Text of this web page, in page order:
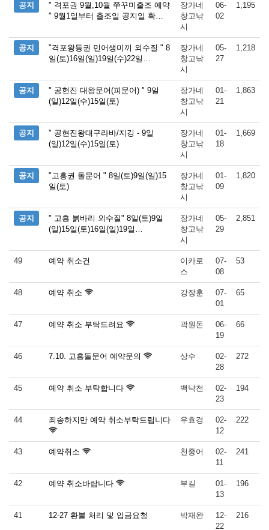
공지
" 격포권 9월,10월 쭈꾸미출조 예약
" 9월1일부터 출조일 공지일 확…
장가네
창고낚
시
06-
02
1,195
공지
"격포왕등권 민어생미끼 외수질 " 8
일(토)16일(일)19일(수)22일…
장가네
창고낚
시
05-
27
1,218
공지
" 공현진 대왕문어(피문어) " 9일
(일)12일(수)15일(토)
장가네
창고낚
시
01-
21
1,863
공지
" 공현진왕대구라바/지깅 - 9일
(일)12일(수)15일(토)
장가네
창고낚
시
01-
18
1,669
공지
"고흥권 돌문어 " 8일(토)9일(일)15
일(토)
장가네
창고낚
시
01-
09
1,820
공지
" 고흥 붉바리 외수질" 8일(토)9일
(일)15일(토)16일(일)19일…
장가네
창고낚
시
05-
29
2,851
49 예약 취소건
이카로
스
07-
08
53
48 예약 취소 강장훈
07-
01
65
47 예약 취소 부탁드려요 곽원돈
06-
19
66
46 7.10. 고흥돌문어 예약문의 상수
02-
28
272
45 예약 취소 부탁합니다 백낙천
02-
23
194
44 죄송하지만 예약 취소부탁드립니다 우효경
02-
12
222
43 예약취소 천중어
02-
11
241
42 예약 취소바랍니다 부길
01-
13
196
41 12-27 환불 처리 및 입금요청 박재완
12-
22
216